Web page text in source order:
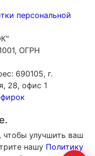
персональной
ОГРН
690105, г.
28, офис 1
чтобы улучшить ваш
нашу Политику